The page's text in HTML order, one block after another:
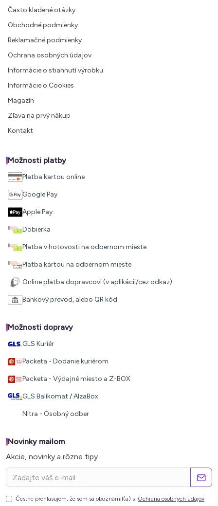
Často kladené otázky
Obchodné podmienky
Reklamačné podmienky
Ochrana osobných údajov
Informácie o stiahnutí výrobku
Informácie o Cookies
Magazín
Zľava na prvý nákup
Kontakt
Možnosti platby
Platba kartou online
Google Pay
Apple Pay
Dobierka
Platba v hotovosti na odbernom mieste
Platba kartou na odbernom mieste
Online platba dopravcovi (v aplikácii/cez odkaz)
Bankový prevod, alebo QR kód
Možnosti dopravy
GLS Kuriér
Packeta - Dodanie kuriérom
Packeta - Výdajné miesto a Z-BOX
GLS Balíkomat / AlzaBox
Nitra - Osobný odber
Novinky mailom
Akcie, novinky a rôzne tipy
Čestne prehlasujem, že som sa oboznámil(a) s Ochrana osobných údajov